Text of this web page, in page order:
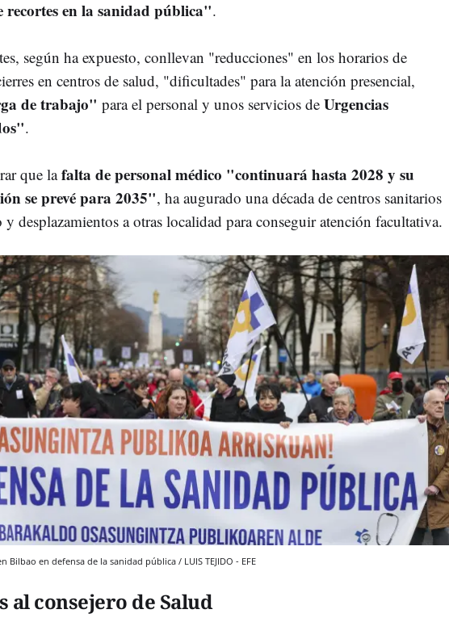
recortes en la sanidad pública".
según ha expuesto, conllevan "reducciones" en los horarios de
en centros de salud, "dificultades" para la atención presencial,
de trabajo" para el personal y unos servicios de Urgencias
.
que lafalta de personal médico "continuará hasta 2028 y su
se prevé para 2035", ha augurado una década de centros sanitarios
y desplazamientos a otras localidad para conseguir atención facultativa.
Bilbao en defensa de la sanidad pública / LUIS TEJIDO - EFE
al consejero de Salud